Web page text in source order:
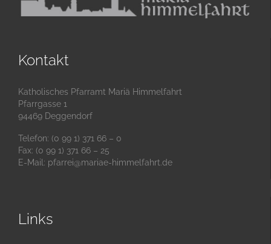
Kontakt
Katholisches Pfarramt Mariä Himmelfahrt
Pfarrgasse 1
94469 Deggendorf
Telefon: (0 99 1) 371 66 – 0
Fax: (0 99 1) 371 66 – 25
E-Mail: pfarrei@mariae-himmelfahrt.de
Links